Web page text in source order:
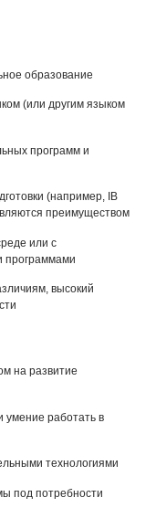
образование
(или другим языком
программ и
(например, IB
преимуществом
или с
программами
высокий
на развитие
умение работать в
технологиями
под потребности